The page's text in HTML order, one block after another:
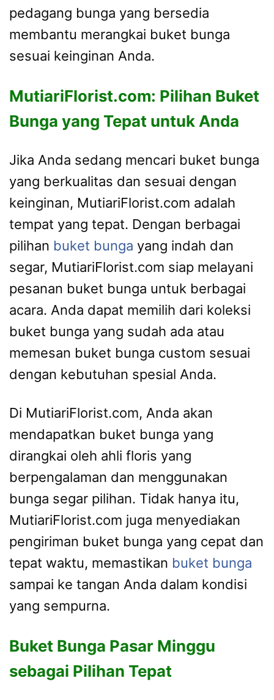
pedagang bunga yang bersedia
membantu merangkai buket bunga
sesuai keinginan Anda.
MutiariFlorist.com: Pilihan Buket
Bunga yang Tepat untuk Anda
Jika Anda sedang mencari buket bunga
yang berkualitas dan sesuai dengan
keinginan, MutiariFlorist.com adalah
tempat yang tepat. Dengan berbagai
pilihan buket bunga yang indah dan
segar, MutiariFlorist.com siap melayani
pesanan buket bunga untuk berbagai
acara. Anda dapat memilih dari koleksi
buket bunga yang sudah ada atau
memesan buket bunga custom sesuai
dengan kebutuhan spesial Anda.
Di MutiariFlorist.com, Anda akan
mendapatkan buket bunga yang
dirangkai oleh ahli floris yang
berpengalaman dan menggunakan
bunga segar pilihan. Tidak hanya itu,
MutiariFlorist.com juga menyediakan
pengiriman buket bunga yang cepat dan
tepat waktu, memastikan buket bunga
sampai ke tangan Anda dalam kondisi
yang sempurna.
Buket Bunga Pasar Minggu
sebagai Pilihan Tepat